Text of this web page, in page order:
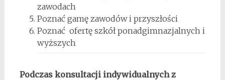
zawodach
Poznać gamę zawodów i przyszłości
Poznać ofertę szkół ponadgimnazjalnych i
wyższych
Podczas konsultacji indywidualnych z